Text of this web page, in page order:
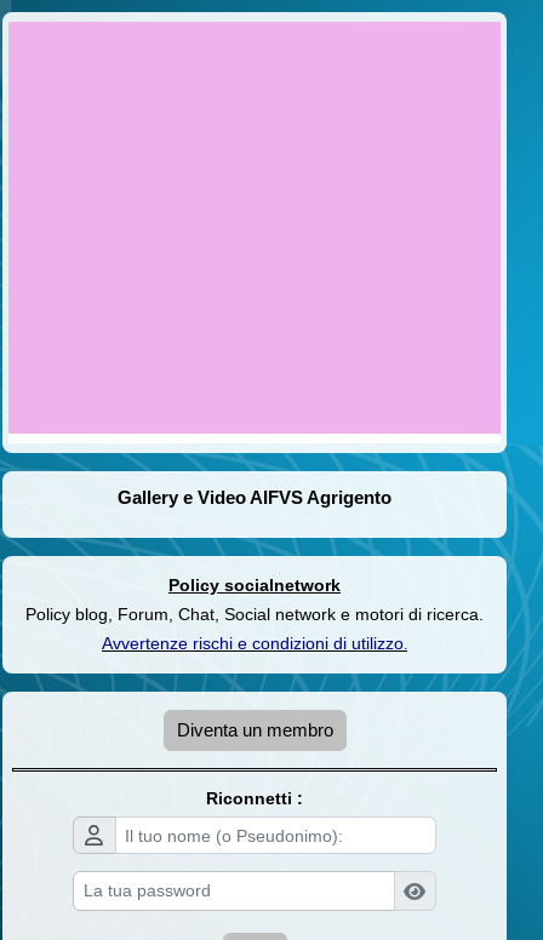
Gallery e Video AIFVS Agrigento
Policy socialnetwork
Policy blog, Forum, Chat, Social network e motori di ricerca.
Avvertenze rischi e condizioni di utilizzo.
Diventa un membro
Riconnetti :